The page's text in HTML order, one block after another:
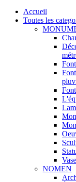
Accueil
Toutes les
NOMEN